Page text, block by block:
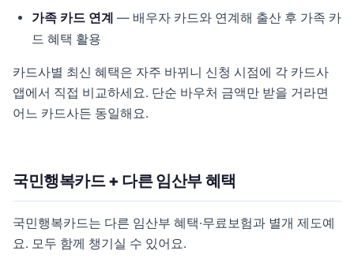
가족 카드 연계 — 배우자 카드와 연계해 출산 후 가족 카
드 혜택 활용
카드사별 최신 혜택은 자주 바뀌니 신청 시점에 각 카드사
앱에서 직접 비교하세요. 단순 바우처 금액만 받을 거라면
어느 카드사든 동일해요.
국민행복카드 + 다른 임산부 혜택
국민행복카드는 다른 임산부 혜택·무료보험과 별개 제도예
요. 모두 함께 챙기실 수 있어요.